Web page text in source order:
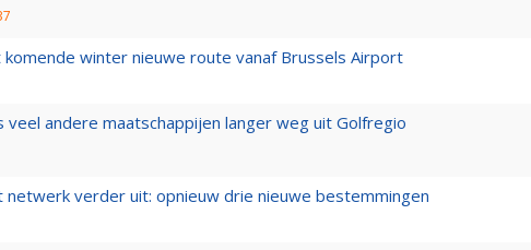
komende winter nieuwe route vanaf Brussels Airport
veel andere maatschappijen langer weg uit Golfregio
netwerk verder uit: opnieuw drie nieuwe bestemmingen